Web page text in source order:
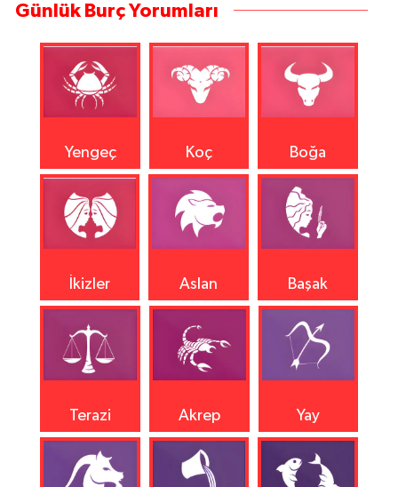
Günlük Burç Yorumları
Yengeç Koç Boğa
İkizler Aslan Başak
Terazi Akrep Yay